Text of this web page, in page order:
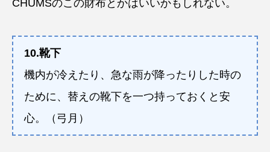
CHUMSのこの財布とかはいいかもしれない。
10.靴下
機内が冷えたり、急な雨が降ったりした時の
ために、替えの靴下を一つ持っておくと安
心。（弓月）